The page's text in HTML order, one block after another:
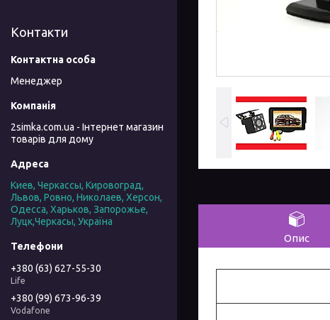
Опис
Контакти
Менеджер
2simka.com.ua - Інтернет магазин
товарів для дому
Киев, Черкассы, Кировоград,
Львов, Ровно, Николаев, Херсон,
Одесса, Харьков, Запорожье,
Луцк,Черкасы, Україна
+380 (63) 627-55-30
Life
+380 (99) 673-96-39
Vodafone